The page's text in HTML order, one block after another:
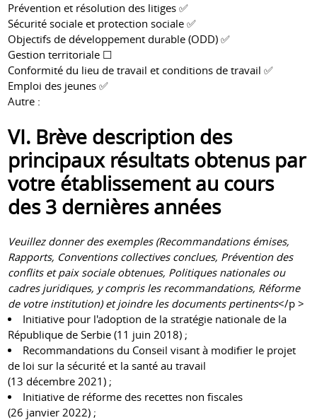
Prévention et résolution des litiges ✅
Sécurité sociale et protection sociale ✅
Objectifs de développement durable (ODD) ✅
Gestion territoriale ☐
Conformité du lieu de travail et conditions de travail ✅
Emploi des jeunes ✅
Autre :
VI. Brève description des
principaux résultats obtenus par
votre établissement au cours
des 3 dernières années
Veuillez donner des exemples (Recommandations émises,
Rapports, Conventions collectives conclues, Prévention des
conflits et paix sociale obtenues, Politiques nationales ou
cadres juridiques, y compris les recommandations, Réforme
de votre institution) et joindre les documents pertinents</p >
Initiative pour l'adoption de la stratégie nationale de la
République de Serbie (11 juin 2018) ;
Recommandations du Conseil visant à modifier le projet
de loi sur la sécurité et la santé au travail
(13 décembre 2021) ;
Initiative de réforme des recettes non fiscales
(26 janvier 2022) ;